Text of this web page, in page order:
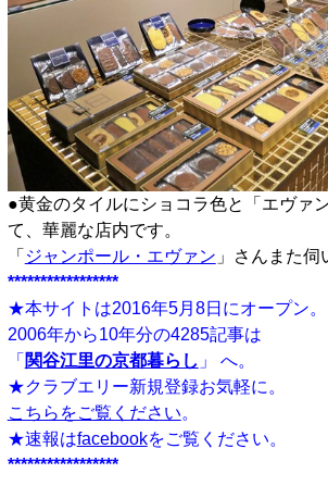
●黄金のタイルにショコラ色と「エヴァ
て、華麗な店内です。
「 ジャンポール・エヴァン 」さんまた伺
*****************
★本サイトは2016年5月8日にオープン。
2006年から10年分の4285記事は
「 関谷江里の京都暮らし 」 へ。
★クラブエリー新規登録お気軽に。
こちらをご覧ください。
★速報はfacebookをご覧ください。
*****************